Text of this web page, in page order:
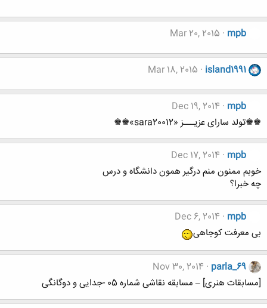
mpb
Mar 20, 2015
island1991
Mar 18, 2015
mpb
Dec 19, 2014
♚♚تولد سارای عزیـــز «sara20012»♚♚
mpb
Dec 17, 2014
خوبم ممنون منم درگیر همون دانشگاه و درس
چه خبرا؟
mpb
Dec 6, 2014
بی معرفت کوجاهی
parla_69
Nov 30, 2014
[مسابقات هنری] – مسابقه نقاشی شماره 05 -جدایی و دوگانگی